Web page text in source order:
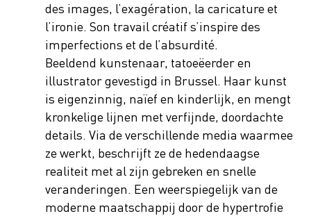
des images, l’exagération, la caricature et
l’ironie. Son travail créatif s’inspire des
imperfections et de l’absurdité.
Beeldend kunstenaar, tatoeëerder en
illustrator gevestigd in Brussel. Haar kunst
is eigenzinnig, naïef en kinderlijk, en mengt
kronkelige lijnen met verfijnde, doordachte
details. Via de verschillende media waarmee
ze werkt, beschrijft ze de hedendaagse
realiteit met al zijn gebreken en snelle
veranderingen. Een weerspiegelijk van de
moderne maatschappij door de hypertrofie